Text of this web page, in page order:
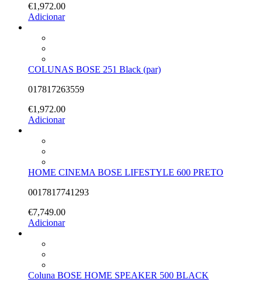
€1,972.00
Adicionar
COLUNAS BOSE 251 Black (par)
017817263559
€1,972.00
Adicionar
HOME CINEMA BOSE LIFESTYLE 600 PRETO
0017817741293
€7,749.00
Adicionar
Coluna BOSE HOME SPEAKER 500 BLACK